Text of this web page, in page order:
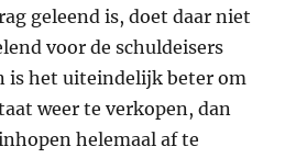
geleend is, doet daar niet
voor de schuldeisers
is het uiteindelijk beter om
weer te verkopen, dan
helemaal af te